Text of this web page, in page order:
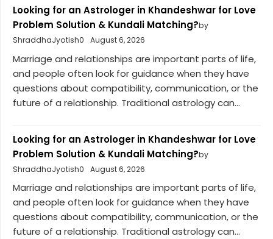
Looking for an Astrologer in Khandeshwar for Love
Problem Solution & Kundali Matching?by
ShraddhaJyotish0
August 6, 2026
Marriage and relationships are important parts of life,
and people often look for guidance when they have
questions about compatibility, communication, or the
future of a relationship. Traditional astrology can...
Looking for an Astrologer in Khandeshwar for Love
Problem Solution & Kundali Matching?by
ShraddhaJyotish0
August 6, 2026
Marriage and relationships are important parts of life,
and people often look for guidance when they have
questions about compatibility, communication, or the
future of a relationship. Traditional astrology can...